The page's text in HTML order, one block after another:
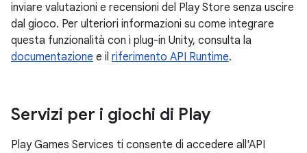
inviare valutazioni e recensioni del Play Store senza uscire
dal gioco. Per ulteriori informazioni su come integrare
questa funzionalità con i plug-in Unity, consulta la
documentazione e il riferimento API Runtime.
Servizi per i giochi di Play
Play Games Services ti consente di accedere all'API